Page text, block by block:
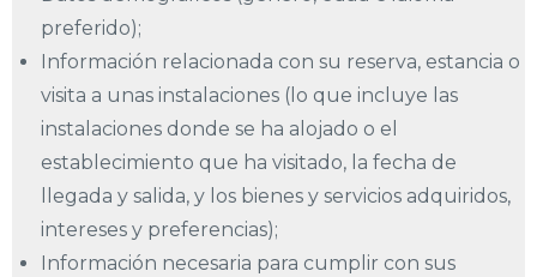
preferido);
Información relacionada con su reserva, estancia o
visita a unas instalaciones (lo que incluye las
instalaciones donde se ha alojado o el
establecimiento que ha visitado, la fecha de
llegada y salida, y los bienes y servicios adquiridos,
intereses y preferencias);
Información necesaria para cumplir con sus